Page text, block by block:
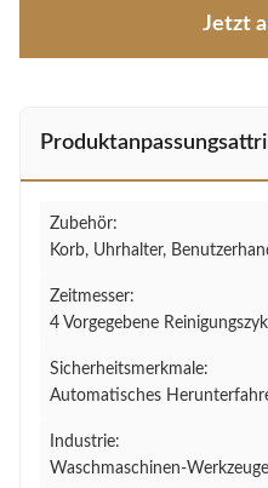
Jetzt
Zubehör:
Korb, Uhrhalter,
Zeitmesser:
4 Vorgegebene
Sicherheitsmerkmale:
Automatisches
Industrie:
Waschmaschinen-Werkzeuge